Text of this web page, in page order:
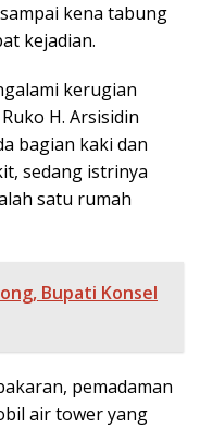
kena tabung
kejadian.
kerugian
H. Arsisidin
bagian kaki dan
sedang istrinya
satu rumah
Bupati Konsel
pemadaman
air tower yang